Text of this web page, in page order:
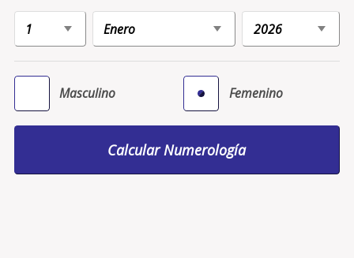
Masculino Femenino